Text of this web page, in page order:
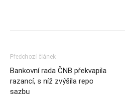
Předchozí článek
Bankovní rada ČNB překvapila
razancí, s níž zvýšila repo
sazbu